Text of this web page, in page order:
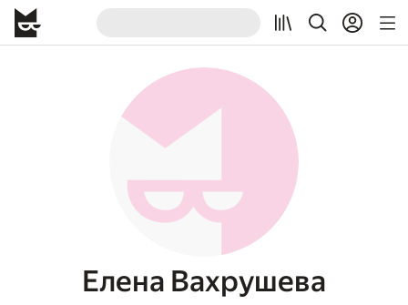
Елена Вахрушева